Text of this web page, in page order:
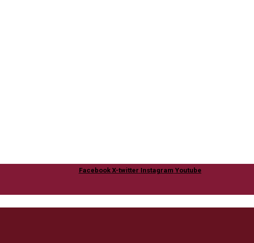
Facebook X-twitter Instagram Youtube